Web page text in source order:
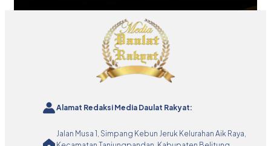
Alamat Redaksi Media Daulat Rakyat:
Jalan Musa 1, Simpang Kebun Jeruk Kelurahan Aik Raya,